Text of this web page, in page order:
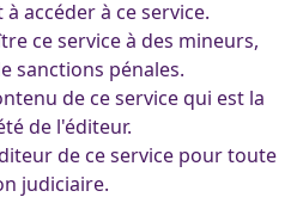
accéder à ce service.
ce service à des mineurs,
sanctions pénales.
de ce service qui est la
de l'éditeur.
de ce service pour toute
judiciaire.